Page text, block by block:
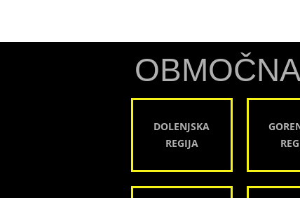
DOLENJSKA
REGIJA